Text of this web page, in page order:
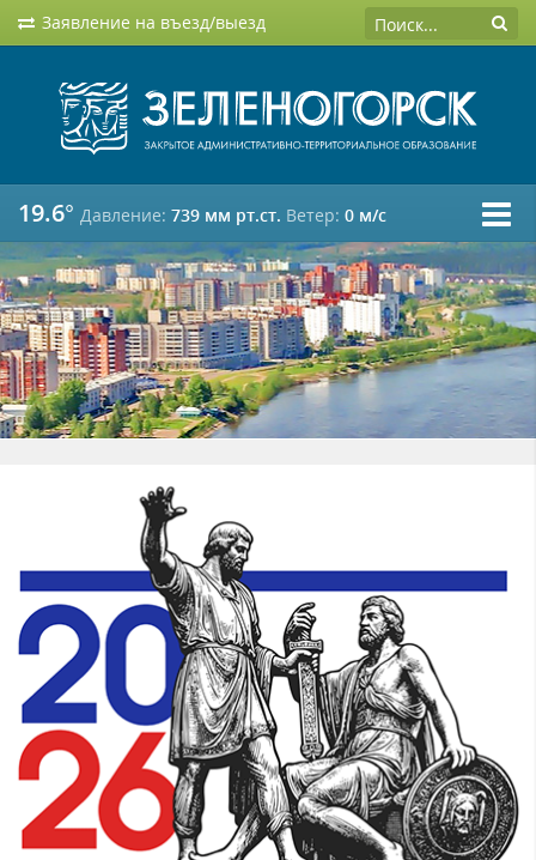
Заявление на въезд/выезд
19.6° Давление: 739 мм рт.ст. Ветер: 0 м/c